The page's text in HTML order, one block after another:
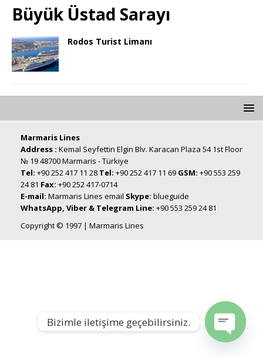
Büyük Üstad Sarayı
Rodos Turist Limanı
Marmaris Lines
Address : Kemal Seyfettin Elgin Blv. Karacan Plaza 54 1st Floor
№ 19 48700 Marmaris - Türkiye
Tel: +90 252 417 11 28 Tel: +90 252 417 11 69 GSM: +90 553 259
24 81 Fax: +90 252 417-0714
E-mail: Marmaris Lines email Skype: blueguide
WhatsApp, Viber & Telegram Line: +90 553 259 24 81
Copyright © 1997 | Marmaris Lines
Bizimle iletişime geçebilirsiniz.